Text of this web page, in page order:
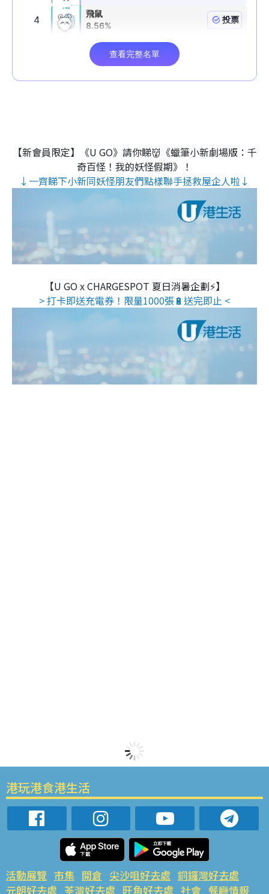
【新會員限定】《U GO》請你睇👹《蠟筆小新劇場版：千
奇百怪！我的妖怪假期》！
↓一齊睇下小新同妖怪朋友們點樣聯手拯救屋企人啦↓
【U GO x CHARGESPOT 夏日消暑企劃⚡】
> 打卡即送充電券！限量1000張🔋送完即止 <
港玩港食港生活
活動展覽 市集 開倉 尖沙咀好去處 銅鑼灣好去處
元朗好去處 荃灣好去處 旺角好去處 社會 餐廳情報